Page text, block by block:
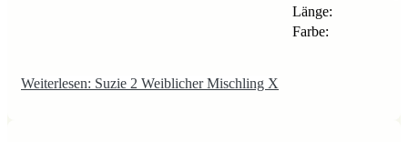
Länge:
Farbe:
Weiterlesen: Suzie 2 Weiblicher Mischling X